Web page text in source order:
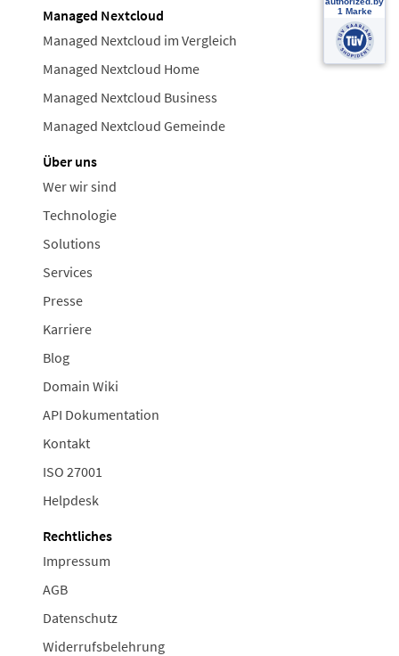
Managed Nextcloud
Managed Nextcloud im Vergleich
Managed Nextcloud Home
Managed Nextcloud Business
Managed Nextcloud Gemeinde
Über uns
Wer wir sind
Technologie
Solutions
Services
Presse
Karriere
Blog
Domain Wiki
API Dokumentation
Kontakt
ISO 27001
Helpdesk
Rechtliches
Impressum
AGB
Datenschutz
Widerrufsbelehrung